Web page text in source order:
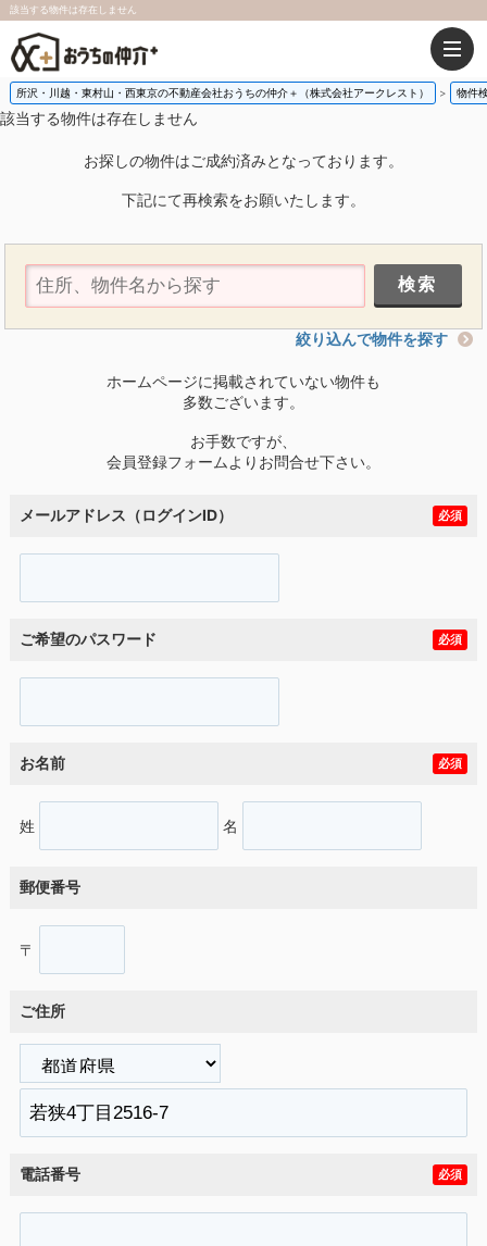
該当する物件は存在しません
所沢・川越・東村山・西東京の不動産会社おうちの仲介＋（株式会社アークレスト） 物件
該当する物件は存在しません
お探しの物件はご成約済みとなっております。
下記にて再検索をお願いたします。
絞り込んで物件を探す
ホームページに掲載されていない物件も
多数ございます。
お手数ですが、
会員登録フォームよりお問合せ下さい。
メールアドレス（ログインID） 必須
ご希望のパスワード 必須
お名前 必須
姓 名
郵便番号
〒
ご住所
電話番号 必須